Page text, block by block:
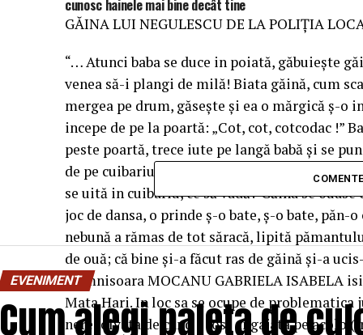
GĂINA LUI NEGULESCU DE LA POLIŢIA
“… Atunci baba se duce in poiată, găbuieşte
venea să-i plangi de milă! Biata găină, cum
mergea pe drum, găseşte şi ea o mărgică ş-o
incepe de pe la poartă: „Cot, cot, cotcodac !”
peste poartă, trece iute pe langă babă şi se
de pe cuibariu, cotcodocind. Baba atunci se
se uită in cuibariu, ce să vadă? Găina se
joc de dansa, o prinde ş-o bate, ş-o bate, păn-
nebună a rămas de tot săracă, lipită
de ouă; că bine şi-a făcut ras de găină şi-a
Domnisoara MOCANU GABRIELA ISABELA
Mata Hari. In loc sa se ocupe de
nerezolvata de cand a fost angajata pe acolo
cunosc hainele mai bine decât tine
EVENIMENT
Cum alegi paleta de